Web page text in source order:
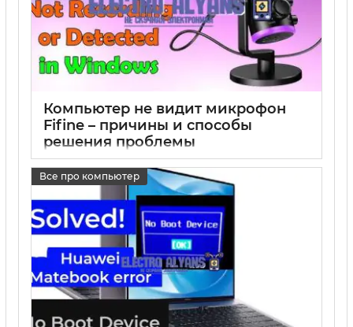
Компьютер не видит микрофон
Fifine – причины и способы
решения проблемы
17 05 2025 0
Все про компьютер